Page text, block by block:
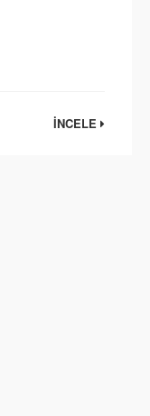
İNCELE